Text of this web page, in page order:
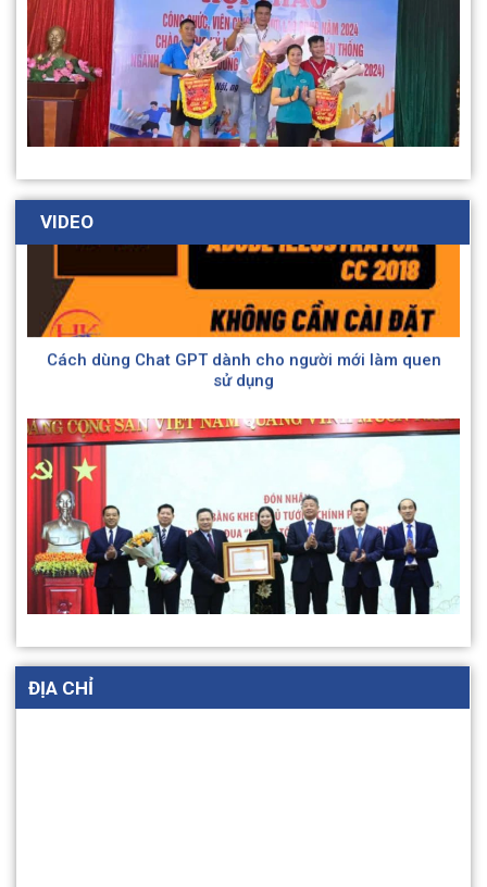
Hình ảnh Trung tâm Chăm sóc và PHCN người tâm
Ngành nhân kỷ niệm 79 năm Ngày Truyền thống
ngành Lao động – Thương binh và Xã hội (28/8/1945
Trung tâm Chăm sóc và Phục hồi chức năng người
tâm thần số 2 Hà Nội quan tâm tới công tác “Đền ơn
Đáp nghĩa” nhân dịp kỷ niệm 77 năm ngày Thương
binh – Liệt sĩ (27/7/1947 – 27/7/2024)
VIDEO
Cách dùng Chat GPT dành cho người mới làm quen
sử dụng
Ngành Lao động – Thương binh và Xã hội Thủ đô vẹn
ĐỊA CHỈ